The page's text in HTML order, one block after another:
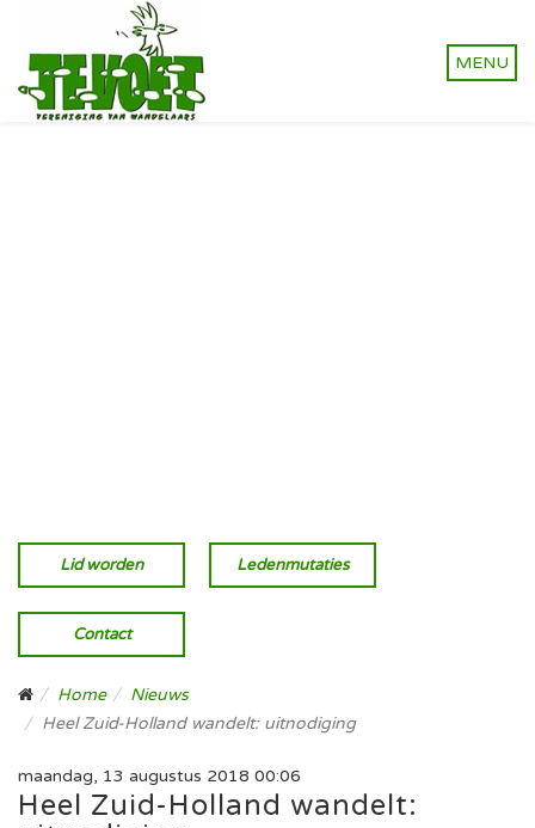
Lid worden Ledenmutaties
Contact
Home
Nieuws
Heel Zuid-Holland wandelt: uitnodiging
maandag, 13 augustus 2018 00:06
Heel Zuid-Holland wandelt: